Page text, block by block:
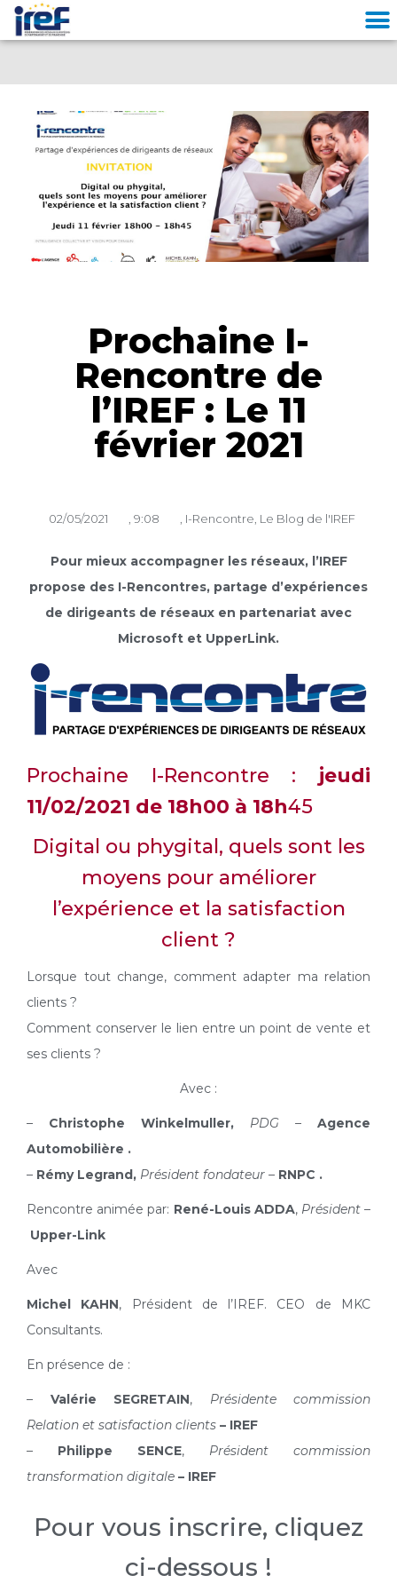
Prochaine I-
Rencontre de
l’IREF : Le 11
février 2021
02/05/2021 9:08 I-Rencontre Le Blog de l'IREF
Pour mieux accompagner les réseaux, l’IREF
propose des I-Rencontres, partage d’expériences
de dirigeants de réseaux en partenariat avec
Microsoft et UpperLink.
Prochaine I-Rencontre : jeudi
11/02/2021 de 18h00 à 18h45
Digital ou phygital, quels sont les
moyens pour améliorer
l’expérience et la satisfaction
client ?
Lorsque tout change, comment adapter ma relation
clients ?
Comment conserver le lien entre un point de vente et
ses clients ?
Avec :
– Christophe Winkelmuller, PDG – Agence
Automobilière .
– Rémy Legrand, Président fondateur – RNPC .
Rencontre animée par: René-Louis ADDA, Président–
Upper-Link
Avec
Michel KAHN, Président de l’IREF. CEO de MKC
Consultants.
En présence de :
– Valérie SEGRETAIN, Présidente commission
Relation et satisfaction clients – IREF
– Philippe SENCE, Président commission
transformation digitale – IREF
Pour vous inscrire, cliquez
ci-dessous !
Cookies management panel